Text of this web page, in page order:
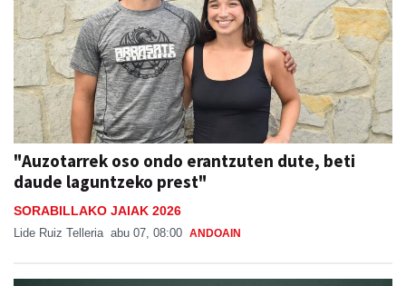
"Auzotarrek oso ondo erantzuten dute, beti
daude laguntzeko prest"
SORABILLAKO JAIAK 2026
Lide Ruiz Telleria abu 07, 08:00 ANDOAIN